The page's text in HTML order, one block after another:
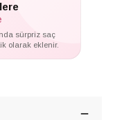
sürpriz saç
olarak eklenir.